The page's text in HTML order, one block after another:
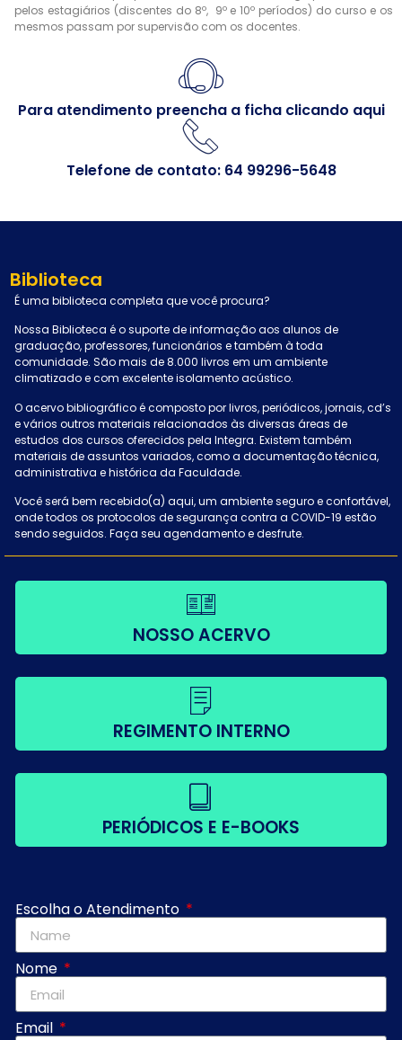
pelos estagiários (discentes do 8º, 9º e 10º períodos) do curso e os
mesmos passam por supervisão com os docentes.
Para atendimento preencha a ficha clicando aqui
Telefone de contato: 64 99296-5648
Biblioteca
É uma biblioteca completa que você procura?
Nossa Biblioteca é o suporte de informação aos alunos de
graduação, professores, funcionários e também à toda
comunidade. São mais de 8.000 livros em um ambiente
climatizado e com excelente isolamento acústico.
O acervo bibliográfico é composto por livros, periódicos, jornais, cd’s
e vários outros materiais relacionados às diversas áreas de
estudos dos cursos oferecidos pela Integra. Existem também
materiais de assuntos variados, como a documentação técnica,
administrativa e histórica da Faculdade.
Você será bem recebido(a) aqui, um ambiente seguro e confortável,
onde todos os protocolos de segurança contra a COVID-19 estão
sendo seguidos. Faça seu agendamento e desfrute.
NOSSO ACERVO
REGIMENTO INTERNO
PERIÓDICOS E E-BOOKS
Escolha o Atendimento
Nome
Email